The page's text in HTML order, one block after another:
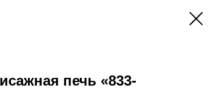
печь «833-